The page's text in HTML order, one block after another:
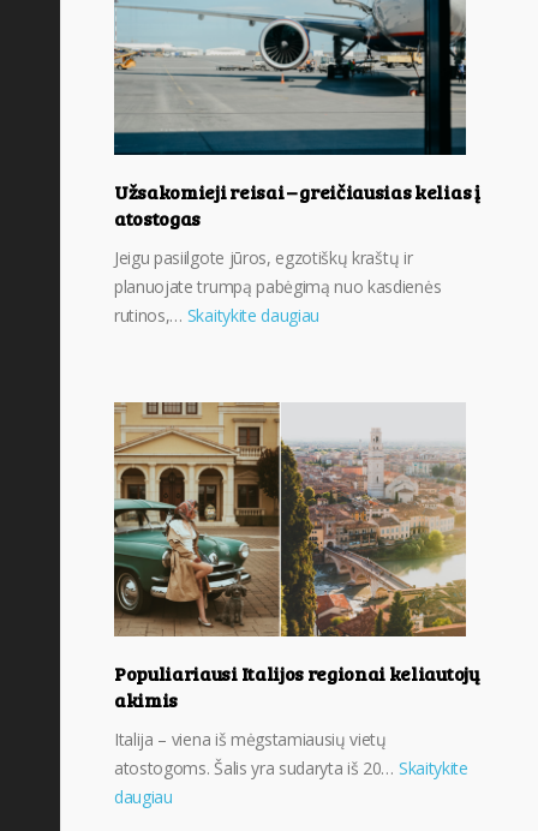
Užsakomieji reisai – greičiausias kelias į
atostogas
Jeigu pasiilgote jūros, egzotiškų kraštų ir
planuojate trumpą pabėgimą nuo kasdienės
rutinos,… Skaitykite daugiau
Populiariausi Italijos regionai keliautojų
akimis
Italija – viena iš mėgstamiausių vietų
atostogoms. Šalis yra sudaryta iš 20… Skaitykite
daugiau